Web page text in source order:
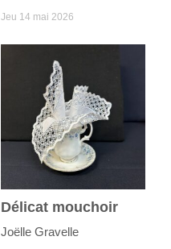
Jeu 14 mai 2026
Délicat mouchoir
Joëlle Gravelle